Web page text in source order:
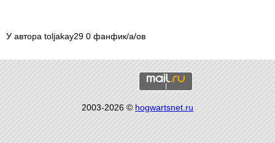
У автора toljakay29 0 фанфик/а/ов
2003-2026 ©hogwartsnet.ru